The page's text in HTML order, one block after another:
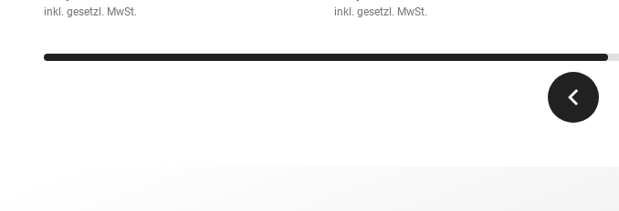
inkl. gesetzl. MwSt. inkl. gesetzl. MwSt.